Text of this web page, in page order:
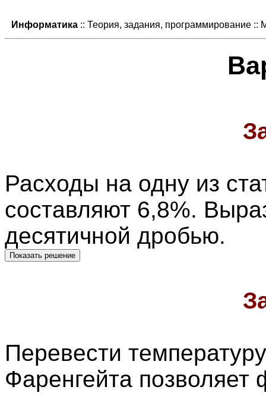
Информатика :: Теория, задания, программирование
Расходы на одну из
составляют 6,8%.
десятичной дробью.
Перевести
Фаренгейта позволяет